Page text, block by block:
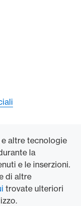
altre tecnologie
la
e le inserzioni.
di altre
trovate ulteriori